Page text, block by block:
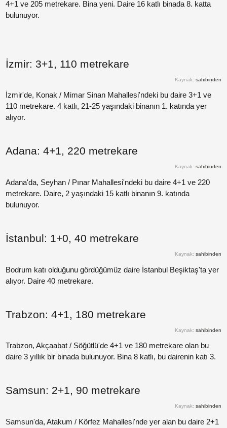
Paylaş
4+1 ve 205 metrekare. Bina yeni. Daire 16 katlı binada 8. katta
bulunuyor.
İzmir: 3+1, 110 metrekare
Kaynak: sahibinden
Paylaş
İzmir'de, Konak / Mimar Sinan Mahallesi'ndeki bu daire 3+1 ve
110 metrekare. 4 katlı, 21-25 yaşındaki binanın 1. katında yer
alıyor.
Adana: 4+1, 220 metrekare
Kaynak: sahibinden
Paylaş
Paylaş
Adana'da, Seyhan / Pınar Mahallesi'ndeki bu daire 4+1 ve 220
metrekare. Daire, 2 yaşındaki 15 katlı binanın 9. katında
bulunuyor.
İstanbul: 1+0, 40 metrekare
Kaynak: sahibinden
Paylaş
Paylaş
Bodrum katı olduğunu gördüğümüz daire İstanbul Beşiktaş'ta yer
alıyor. Daire 40 metrekare.
Trabzon: 4+1, 180 metrekare
Kaynak: sahibinden
Paylaş
Paylaş
Trabzon, Akçaabat / Söğütlü'de 4+1 ve 180 metrekare olan bu
daire 3 yıllık bir binada bulunuyor. Bina 8 katlı, bu dairenin katı 3.
Samsun: 2+1, 90 metrekare
Kaynak: sahibinden
Paylaş
Samsun'da, Atakum / Körfez Mahallesi'nde yer alan bu daire 2+1